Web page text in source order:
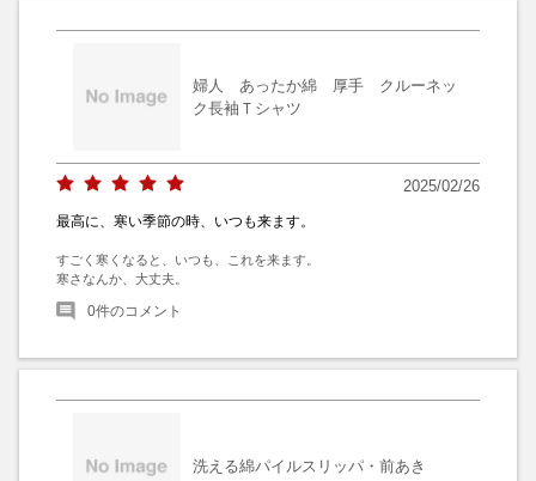
婦人 あったか綿 厚手 クルーネッ
ク長袖Ｔシャツ
2025/02/26
最高に、寒い季節の時、いつも来ます。
すごく寒くなると、いつも、これを来ます。
寒さなんか、大丈夫。
0件のコメント
洗える綿パイルスリッパ・前あき